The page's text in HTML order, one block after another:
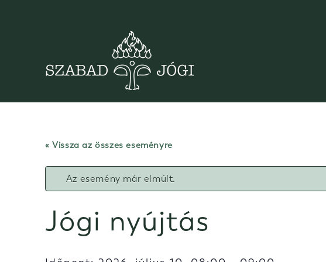
« Vissza az összes eseményre
Az esemény már elmúlt.
Jógi nyújtás